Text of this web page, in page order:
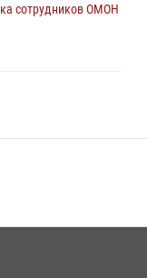
сотрудников ОМОН
Центрального